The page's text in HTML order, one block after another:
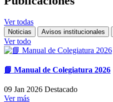
Ver todas
Noticias Avisos institucionales
Ver todo
📘 Manual de Colegiatura 2026
09 Jan 2026 Destacado
Ver más